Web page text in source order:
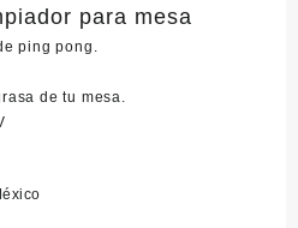
para mesa
ping pong.
de tu mesa.